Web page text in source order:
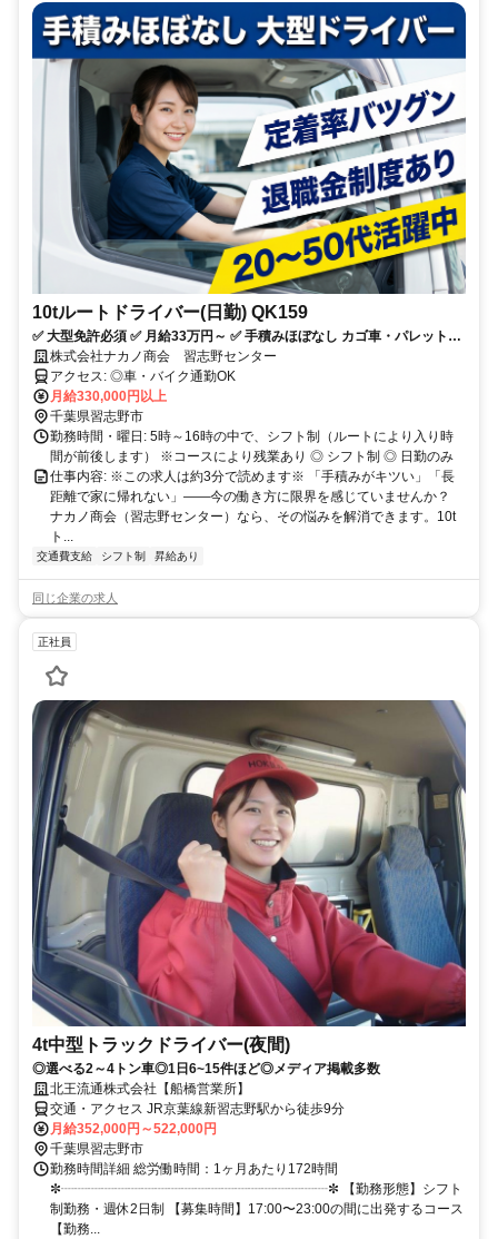
10tルートドライバー(日勤) QK159
✅ 大型免許必須 ✅ 月給33万円～ ✅ 手積みほぼなし カゴ車・パレットの
み ✅ 毎日帰宅・転勤なし ✅ 各種手当・退職金制度あり
株式会社ナカノ商会 習志野センター
アクセス: ◎車・バイク通勤OK
月給330,000円以上
千葉県習志野市
勤務時間・曜日: 5時～16時の中で、シフト制（ルートにより入り時
間が前後します） ※コースにより残業あり ◎ シフト制 ◎ 日勤のみ
仕事内容: ※この求人は約3分で読めます※ 「手積みがキツい」「長
距離で家に帰れない」――今の働き方に限界を感じていませんか？
ナカノ商会（習志野センター）なら、その悩みを解消できます。10t
ト...
交通費支給 シフト制 昇給あり
同じ企業の求人
正社員
4t中型トラックドライバー(夜間)
◎選べる2～4トン車◎1日6~15件ほど◎メディア掲載多数
北王流通株式会社【船橋営業所】
交通・アクセス JR京葉線新習志野駅から徒歩9分
月給352,000円～522,000円
千葉県習志野市
勤務時間詳細 総労働時間：1ヶ月あたり172時間
✼┈┈┈┈┈┈┈┈┈┈┈┈┈┈┈┈┈┈┈┈✼ 【勤務形態】シフト
制勤務・週休2日制 【募集時間】17:00〜23:00の間に出発するコース
【勤務...